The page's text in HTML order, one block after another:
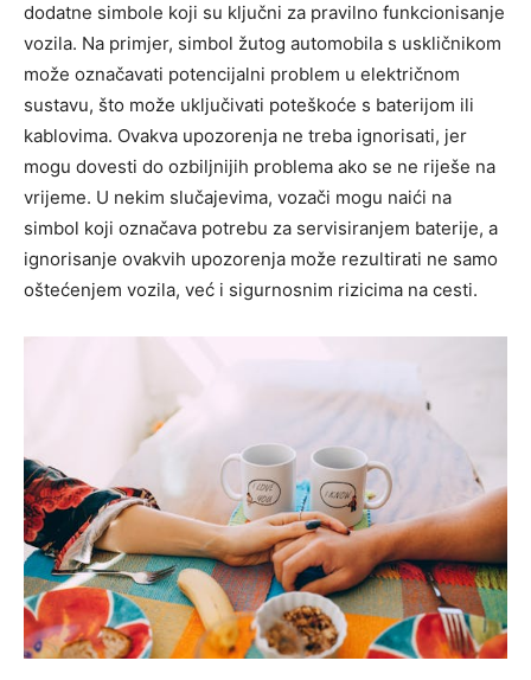
dodatne simbole koji su ključni za pravilno funkcionisanje
vozila. Na primjer, simbol žutog automobila s uskličnikom
može označavati potencijalni problem u električnom
sustavu, što može uključivati poteškoće s baterijom ili
kablovima. Ovakva upozorenja ne treba ignorisati, jer
mogu dovesti do ozbiljnijih problema ako se ne riješe na
vrijeme. U nekim slučajevima, vozači mogu naići na
simbol koji označava potrebu za servisiranjem baterije, a
ignorisanje ovakvih upozorenja može rezultirati ne samo
oštećenjem vozila, već i sigurnosnim rizicima na cesti.